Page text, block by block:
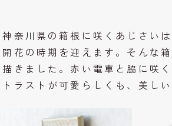
神奈川県の箱根に咲くあじさい
開花の時期を迎えます。そんな
描きました。赤い電車と脇に咲
トラストが可愛らしくも、美し